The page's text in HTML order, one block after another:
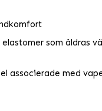
som åldras
associerade med